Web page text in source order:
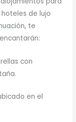
de lujo
te
con
en el